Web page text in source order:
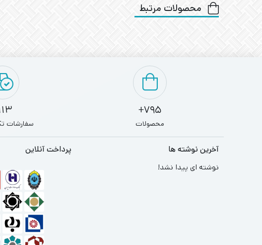
محصولات مرتبط
795+
محصولات سفارشات
آخرین نوشته ها
نوشته ای پیدا نشد!
پرداخت آنلاین